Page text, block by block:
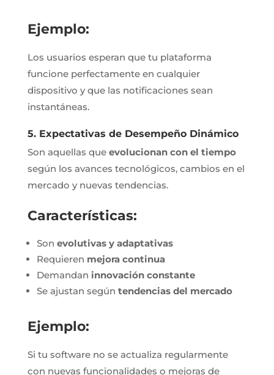
Ejemplo:
Los usuarios esperan que tu plataforma
funcione perfectamente en cualquier
dispositivo y que las notificaciones sean
instantáneas.
5. Expectativas de Desempeño Dinámico
Son aquellas que evolucionan con el tiempo
según los avances tecnológicos, cambios en el
mercado y nuevas tendencias.
Características:
Son evolutivas y adaptativas
Requieren mejora continua
Demandan innovación constante
Se ajustan según tendencias del mercado
Ejemplo:
Si tu software no se actualiza regularmente
con nuevas funcionalidades o mejoras de